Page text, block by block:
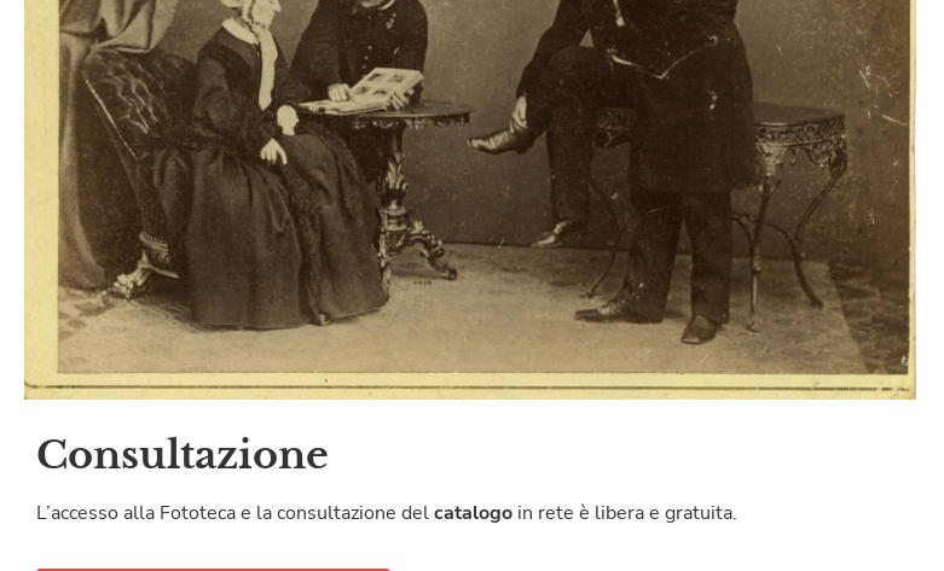
Consultazione
L’accesso alla Fototeca e la consultazione delcatalogo in rete è libera e gratuita.